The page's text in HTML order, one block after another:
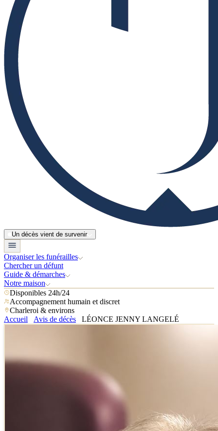
Un décès vient de survenir
Organiser les funérailles
Chercher un défunt
Guide & démarches
Notre maison
Disponibles 24h/24
Accompagnement humain et discret
Charleroi & environs
Accueil
Avis de décès LÉONCE JENNY LANGELÉ